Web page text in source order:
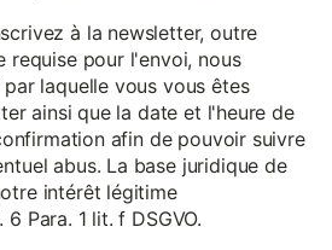
à la newsletter, outre
requise pour l'envoi, nous
laquelle vous vous êtes
ainsi que la date et l'heure de
afin de pouvoir suivre
abus. La base juridique de
intérêt légitime
Para. 1 lit. f DSGVO.